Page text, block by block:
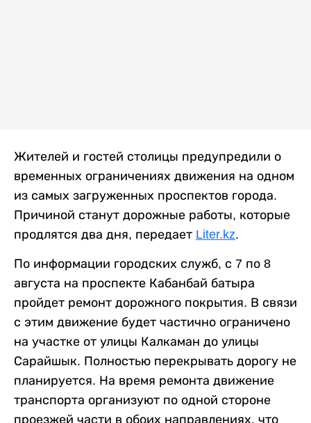
Жителей и гостей столицы предупредили о
временных ограничениях движения на одном
из самых загруженных проспектов города.
Причиной станут дорожные работы, которые
продлятся два дня, передает Liter.kz.
По информации городских служб, с 7 по 8
августа на проспекте Кабанбай батыра
пройдет ремонт дорожного покрытия. В связи
с этим движение будет частично ограничено
на участке от улицы Калкаман до улицы
Сарайшык. Полностью перекрывать дорогу не
планируется. На время ремонта движение
транспорта организуют по одной стороне
проезжей части в обоих направлениях, что